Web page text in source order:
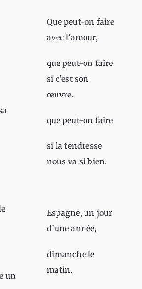
un
Que peut-on faire
avec l’amour,
que peut-on faire
si c’est son
œuvre.
que peut-on faire
si la tendresse
nous va si bien.
Espagne, un jour
d’une année,
dimanche le
matin.